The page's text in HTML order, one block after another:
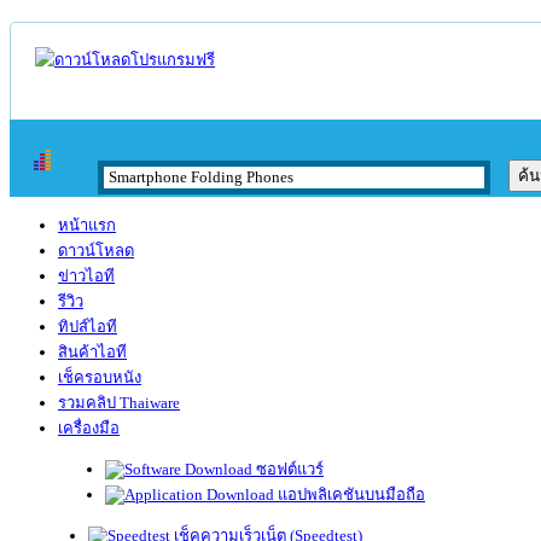
หน้าแรก
ดาวน์โหลด
ข่าวไอที
รีวิว
ทิปส์ไอที
สินค้าไอที
เช็ครอบหนัง
รวมคลิป Thaiware
เครื่องมือ
ซอฟต์แวร์
แอปพลิเคชันบนมือถือ
เช็คความเร็วเน็ต (Speedtest)